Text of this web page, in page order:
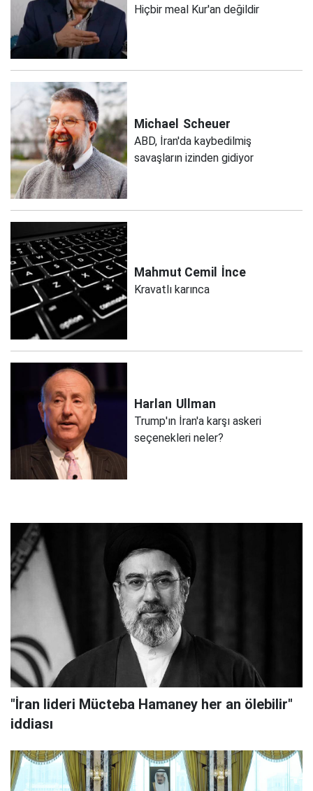
Hiçbir meal Kur'an değildir
Michael Scheuer
ABD, İran'da kaybedilmiş
savaşların izinden gidiyor
Mahmut Cemil İnce
Kravatlı karınca
Harlan Ullman
Trump'ın İran'a karşı askeri
seçenekleri neler?
"İran lideri Mücteba Hamaney her an ölebilir"
iddiası